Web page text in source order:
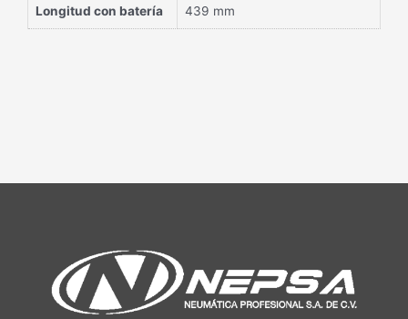
Longitud con batería 439 mm